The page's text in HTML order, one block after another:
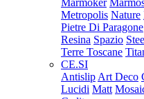
Marmoker
Metropolis Nature
Pietre Di Paragone
Resina Spazio
Terre Toscane
CE.SI
Antislip Art Deco
Lucidi Matt